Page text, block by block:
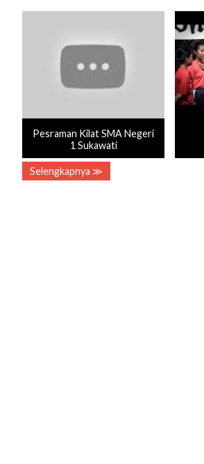
Pesraman Kilat SMA Negeri
1 Sukawati
Selengkapnya ≫